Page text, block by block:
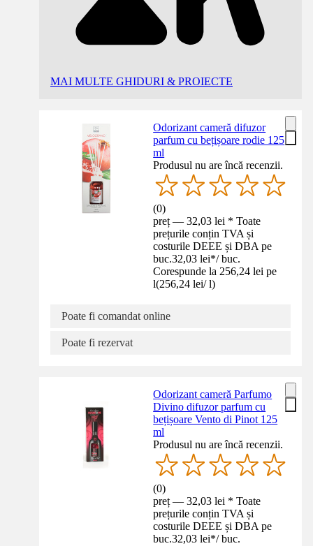
MAI MULTE GHIDURI & PROIECTE
Odorizant cameră difuzor
parfum cu bețișoare rodie 125
ml
Produsul nu are încă recenzii.
(0)
preț — 32,03 lei * Toate
prețurile conțin TVA și
costurile DEEE și DBA pe
buc.32,03 lei*/ buc.
Corespunde la 256,24 lei pe
l(256,24 lei/ l)
Poate fi comandat online
Poate fi rezervat
Odorizant cameră Parfumo
Divino difuzor parfum cu
bețișoare Vento di Pinot 125
ml
Produsul nu are încă recenzii.
(0)
preț — 32,03 lei * Toate
prețurile conțin TVA și
costurile DEEE și DBA pe
buc.32,03 lei*/ buc.